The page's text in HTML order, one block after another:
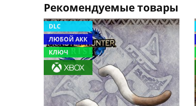
Рекомендуемые товары
DLC
ЛЮБОЙ АКК
КЛЮЧ